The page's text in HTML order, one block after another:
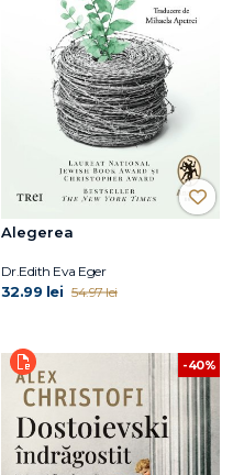
Alegerea
Dr.Edith Eva Eger
32.99 lei 54.97 lei
-40%